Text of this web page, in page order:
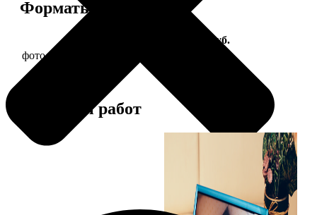
Форматы и цены
Цена, руб.
фото 15х20 в деревянной рамке
Примеры работ